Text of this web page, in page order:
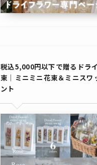
税込5,000円以下で贈るドラ
束｜ミニミニ花束＆ミニスワ
ント